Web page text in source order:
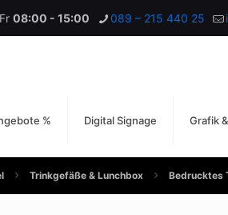
08:00 - 15:00 089 – 215 440 25
% Digital Signage Grafik
Trinkgefäße & Lunchbox Bedrucktes